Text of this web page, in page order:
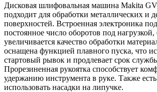
Дисковая шлифовальная машина Makita
подходит для обработки металлических и
поверхностей. Встроенная электроника
постоянное число оборотов под нагрузкой,
увеличивается качество обработки
оснащена функцией плавного пуска, что
стартовый рывок и продлевает срок
Прорезиненная рукоятка способствует
удержанию инструмента в руке. Также
использовать насадки на липучке.